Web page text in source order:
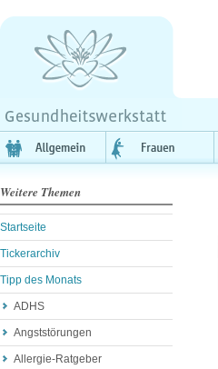
Weitere Themen
Startseite
Tickerarchiv
Tipp des Monats
ADHS
Angststörungen
Allergie-Ratgeber